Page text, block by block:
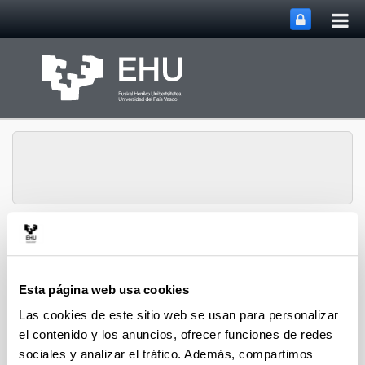
Esta página web usa cookies
Las cookies de este sitio web se usan para personalizar
el contenido y los anuncios, ofrecer funciones de redes
sociales y analizar el tráfico. Además, compartimos
Abrir/cerrar